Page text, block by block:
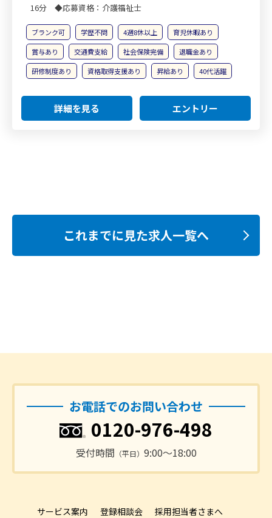
16分 ◆応募資格：介護福祉士
ブランク可 学歴不問 4週8休以上
育児休暇あり
賞与あり
交通費支給 社会保険完備
退職金あり
研修制度あり
資格取得支援あり 昇給あり 40代活躍
詳細を見る エントリー
これまでに見た求人一覧へ
お電話でのお問い合わせ
0120-976-498
受付時間 （平日） 9:00〜18:00
サービス案内 登録相談会
採用担当者さまへ